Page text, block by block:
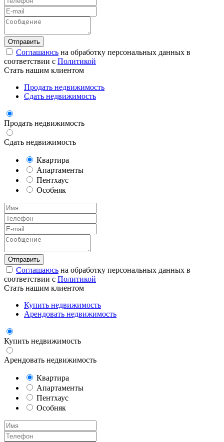
Соглашаюсь на обработку персональных данных в
соответствии с Политикой
Стать нашим клиентом
Продать недвижимость
Сдать недвижимость
Продать недвижимость
Сдать недвижимость
Квартира
Апартаменты
Пентхаус
Особняк
Соглашаюсь на обработку персональных данных в
соответствии с Политикой
Стать нашим клиентом
Купить недвижимость
Арендовать недвижимость
Купить недвижимость
Арендовать недвижимость
Квартира
Апартаменты
Пентхаус
Особняк